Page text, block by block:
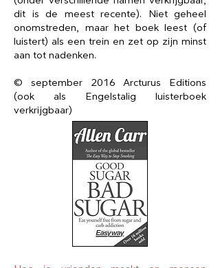
dit is de meest recente). Niet geheel
onomstreden, maar het boek leest (of
luistert) als een trein en zet op zijn minst
aan tot nadenken.
© september 2016 Arcturus Editions
(ook als Engelstalig luisterboek
verkrijgbaar)